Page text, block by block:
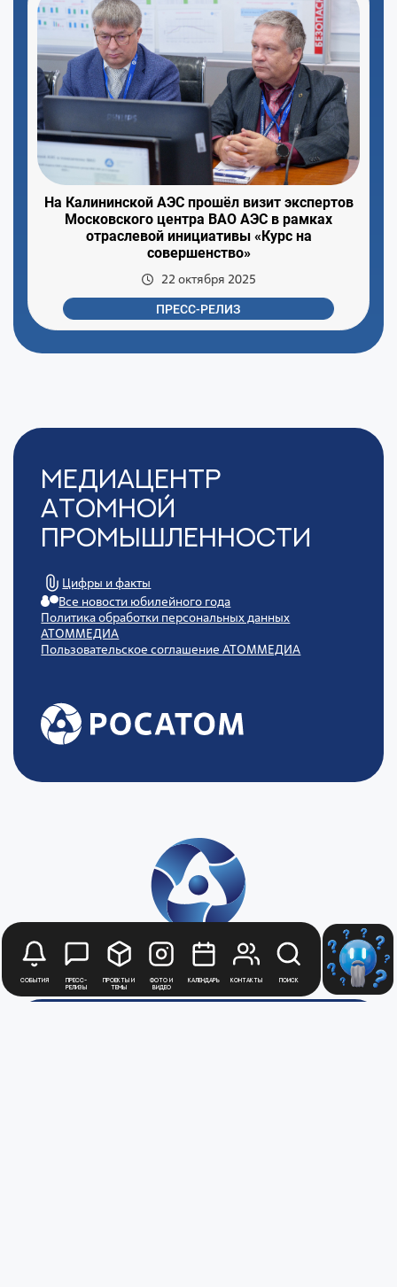
События
Пресс-
релизы
Проекты и
темы
Фото и
видео
Календарь Контакты Поиск
На Калининской АЭС прошёл визит экспертов
Московского центра ВАО АЭС в рамках
отраслевой инициативы «Курс на
совершенство»
22 октября 2025
ПРЕСС-РЕЛИЗ
Медиацентр
Атомной
Промышленности
Цифры и факты
Все новости юбилейного года
Политика обработки персональных данных
АТОММЕДИА
Пользовательское соглашение АТОММЕДИА